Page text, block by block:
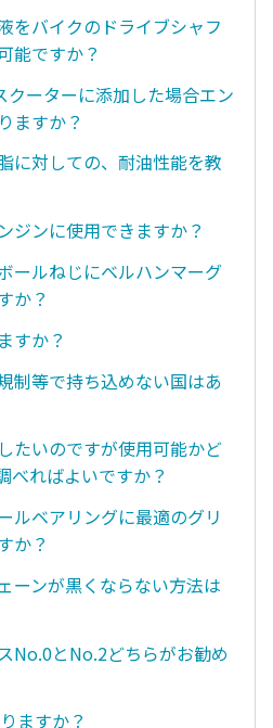
をバイクのドライブシャフ
能ですか？
クーターに添加した場合エン
ますか？
に対しての、耐油性能を教
ジンに使用できますか？
ールねじにベルハンマーグ
か？
すか？
制等で持ち込めない国はあ
たいのですが使用可能かど
べればよいですか？
ルベアリングに最適のグリ
か？
ーンが黒くならない方法は
No.0とNo.2どちらがお勧め
ますか？